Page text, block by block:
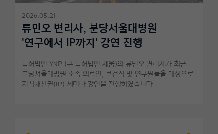
2026.05.21
류민오 변리사, 분당서울대병원
'연구에서 IP까지' 강연 진행
특허법인 YNP (구 특허법인 세움)의 류민오 변리사가 최근
분당서울대병원 소속 의료인, 보건직 및 연구원들을 대상으로
지식재산권(IP) 세미나 강연을 진행하였습니다.